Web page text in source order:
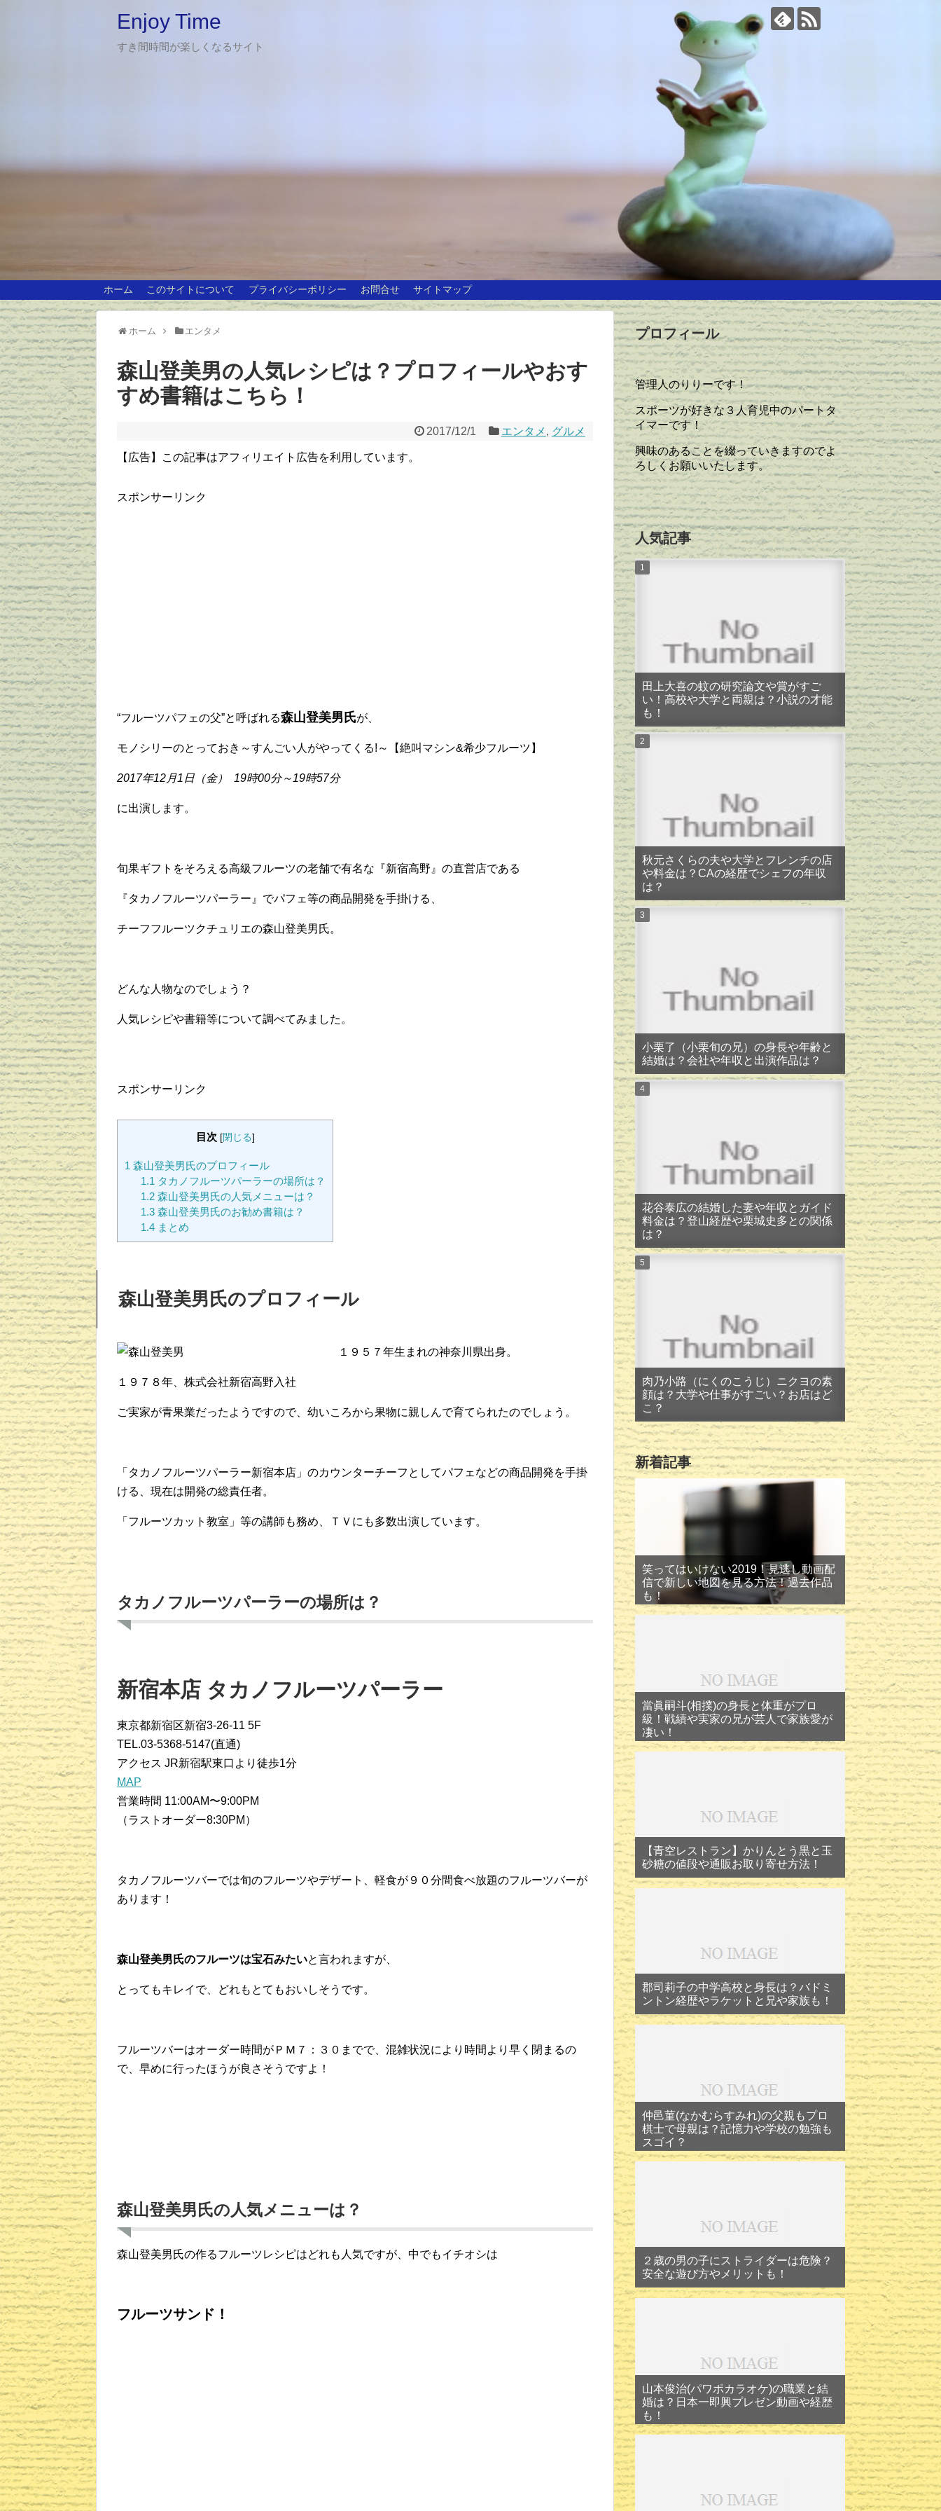
Enjoy Time
すき間時間が楽しくなるサイト
ホーム このサイトについて プライバシーポリシー お問合せ サイトマップ
ホーム エンタメ
森山登美男の人気レシピは？プロフィールやおす
すめ書籍はこちら！
2017/12/1 エンタメ , グルメ
【広告】この記事はアフィリエイト広告を利用しています。
スポンサーリンク
“フルーツパフェの父”と呼ばれる森山登美男氏が、
モノシリーのとっておき～すんごい人がやってくる!～【絶叫マシン&希少フルーツ】
2017年12月1日（金） 19時00分～19時57分
に出演します。
旬果ギフトをそろえる高級フルーツの老舗で有名な『新宿高野』の直営店である
『タカノフルーツパーラー』でパフェ等の商品開発を手掛ける、
チーフフルーツクチュリエの森山登美男氏。
どんな人物なのでしょう？
人気レシピや書籍等について調べてみました。
スポンサーリンク
目次 [閉じる]
1 森山登美男氏のプロフィール
1.1 タカノフルーツパーラーの場所は？
1.2森山登美男氏の人気メニューは？
1.3森山登美男氏のお勧め書籍は？
1.4まとめ
森山登美男氏のプロフィール
１９５７年生まれの神奈川県出身。
１９７８年、株式会社新宿高野入社
ご実家が青果業だったようですので、幼いころから果物に親しんで育てられたのでしょう。
「タカノフルーツパーラー新宿本店」のカウンターチーフとしてパフェなどの商品開発を手掛
ける、現在は開発の総責任者。
「フルーツカット教室」等の講師も務め、ＴＶにも多数出演しています。
タカノフルーツパーラーの場所は？
新宿本店 タカノフルーツパーラー
東京都新宿区新宿3-26-11 5F
TEL.03-5368-5147(直通)
アクセス JR新宿駅東口より徒歩1分
MAP
営業時間 11:00AM〜9:00PM
（ラストオーダー8:30PM）
タカノフルーツバーでは旬のフルーツやデザート、軽食が９０分間食べ放題のフルーツバーが
あります！
森山登美男氏のフルーツは宝石みたいと言われますが、
とってもキレイで、どれもとてもおいしそうです。
フルーツバーはオーダー時間がＰＭ７：３０までで、混雑状況により時間より早く閉まるの
で、早めに行ったほうが良さそうですよ！
森山登美男氏の人気メニューは？
森山登美男氏の作るフルーツレシピはどれも人気ですが、中でもイチオシは
フルーツサンド！
プロフィール
管理人のりりーです！
スポーツが好きな３人育児中のパートタ
イマーです！
興味のあることを綴っていきますのでよ
ろしくお願いいたします。
人気記事
田上大喜の蚊の研究論文や賞がすご
い！高校や大学と両親は？小説の才能
も！
秋元さくらの夫や大学とフレンチの店
や料金は？CAの経歴でシェフの年収
は？
小栗了（小栗旬の兄）の身長や年齢と
結婚は？会社や年収と出演作品は？
花谷泰広の結婚した妻や年収とガイド
料金は？登山経歴や栗城史多との関係
は？
肉乃小路（にくのこうじ）ニクヨの素
顔は？大学や仕事がすごい？お店はど
こ？
新着記事
笑ってはいけない2019！見逃し動画配
信で新しい地図を見る方法！過去作品
も！
當眞嗣斗(相撲)の身長と体重がプロ
級！戦績や実家の兄が芸人で家族愛が
凄い！
【青空レストラン】かりんとう黒と玉
砂糖の値段や通販お取り寄せ方法！
郡司莉子の中学高校と身長は？バドミ
ントン経歴やラケットと兄や家族も！
仲邑菫(なかむらすみれ)の父親もプロ
棋士で母親は？記憶力や学校の勉強も
スゴイ？
２歳の男の子にストライダーは危険？
安全な遊び方やメリットも！
山本俊治(パワポカラオケ)の職業と結
婚は？日本一即興プレゼン動画や経歴
も！